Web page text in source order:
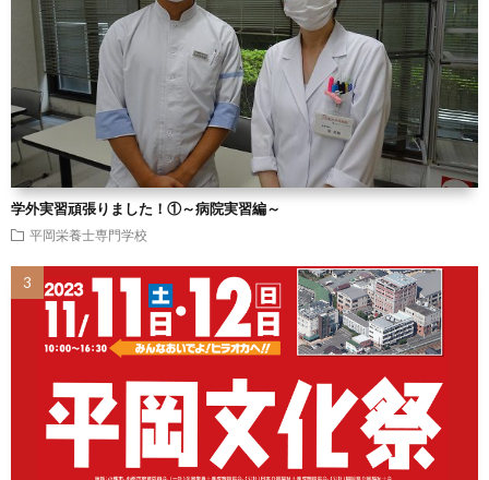
学外実習頑張りました！①～病院実習編～
平岡栄養士専門学校